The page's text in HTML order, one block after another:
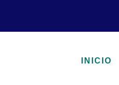
INICIO